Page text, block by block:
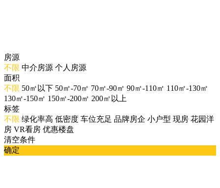
房源
不限 中介房源 个人房源
面积
不限 50㎡以下 50㎡-70㎡ 70㎡-90㎡ 90㎡-110㎡ 110㎡-130㎡
130㎡-150㎡ 150㎡-200㎡ 200㎡以上
标签
不限 绿化率高 低密度 车位充足 品牌房企 小户型 现房 花园洋
房 VR看房 优惠楼盘
清空条件
确定